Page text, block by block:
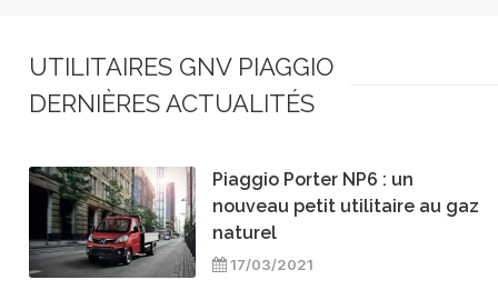
UTILITAIRES GNV PIAGGIO
DERNIÈRES ACTUALITÉS
Piaggio Porter NP6 : un
nouveau petit utilitaire au gaz
naturel
17/03/2021